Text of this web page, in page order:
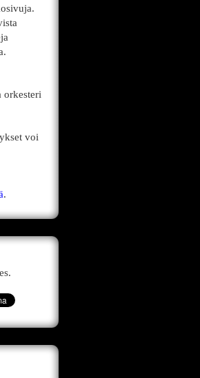
orkesteri
voi
.